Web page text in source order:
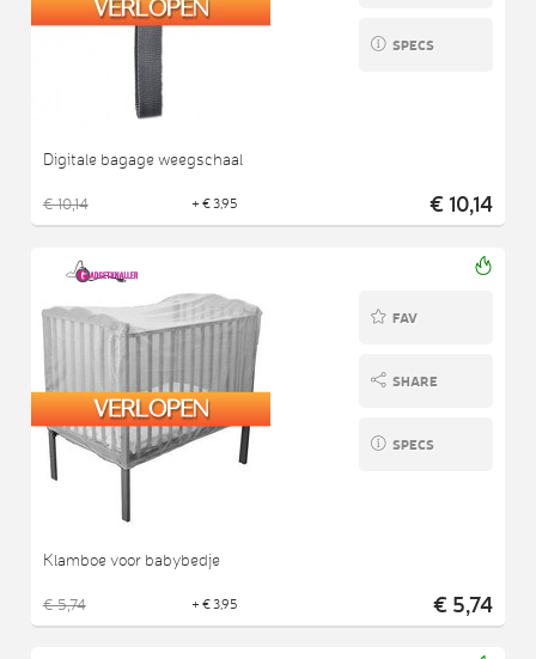
SPECS
Digitale bagage weegschaal
€ 10,14 + € 3,95 € 10,14
FAV
SHARE
SPECS
Klamboe voor babybedje
€ 5,74 + € 3,95 € 5,74